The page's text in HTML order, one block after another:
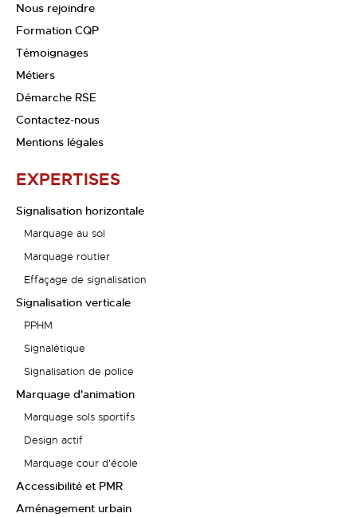
Nous rejoindre
Formation CQP
Témoignages
Métiers
Démarche RSE
Contactez-nous
Mentions légales
EXPERTISES
Signalisation horizontale
Marquage au sol
Marquage routier
Effaçage de signalisation
Signalisation verticale
PPHM
Signalétique
Signalisation de police
Marquage d'animation
Marquage sols sportifs
Design actif
Marquage cour d'école
Accessibilité et PMR
Aménagement urbain